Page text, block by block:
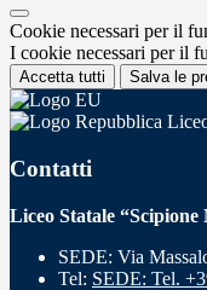
Cookie necessari per il
I cookie necessari per il
Accetta tutti Salva le
Contatti
Liceo Statale
SEDE: Via
Tel: SEDE: Tel.